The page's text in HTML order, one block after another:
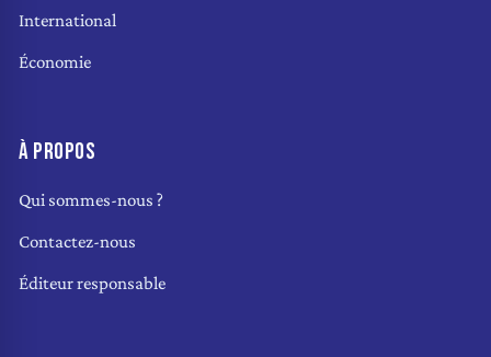
International
Économie
À PROPOS
Qui sommes-nous ?
Contactez-nous
Éditeur responsable